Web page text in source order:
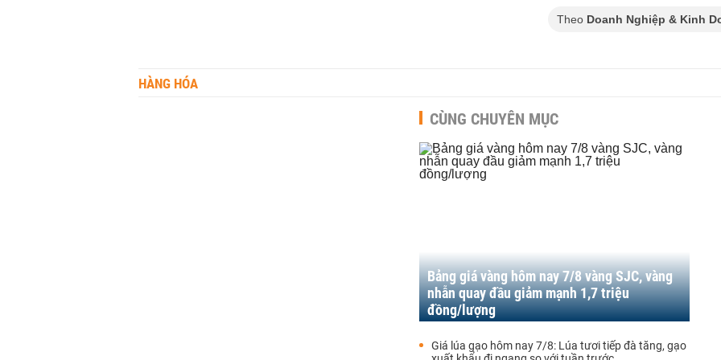
Theo Doanh Nghiệp & Kinh
HÀNG HÓA
CÙNG CHUYÊN MỤC
Bảng giá vàng hôm nay 7/8 vàng SJC, vàng
nhẫn quay đầu giảm mạnh 1,7 triệu
đồng/lượng
Giá lúa gạo hôm nay 7/8: Lúa tươi tiếp đà tăng, gạo